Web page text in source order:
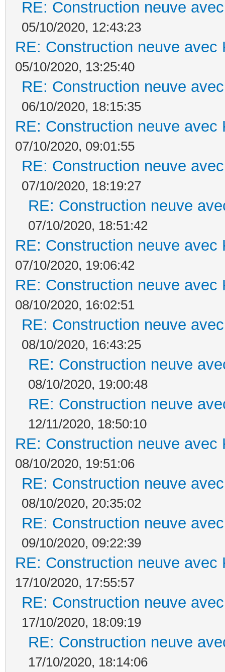
RE: Construction neuve
05/10/2020, 12:43:23
RE: Construction neuve avec
05/10/2020, 13:25:40
RE: Construction neuve
06/10/2020, 18:15:35
RE: Construction neuve avec
07/10/2020, 09:01:55
RE: Construction neuve
07/10/2020, 18:19:27
RE: Construction neuve
07/10/2020, 18:51:42
RE: Construction neuve avec
07/10/2020, 19:06:42
RE: Construction neuve avec
08/10/2020, 16:02:51
RE: Construction neuve
08/10/2020, 16:43:25
RE: Construction neuve
08/10/2020, 19:00:48
RE: Construction neuve
12/11/2020, 18:50:10
RE: Construction neuve avec
08/10/2020, 19:51:06
RE: Construction neuve
08/10/2020, 20:35:02
RE: Construction neuve
09/10/2020, 09:22:39
RE: Construction neuve avec
17/10/2020, 17:55:57
RE: Construction neuve
17/10/2020, 18:09:19
RE: Construction neuve
17/10/2020, 18:14:06